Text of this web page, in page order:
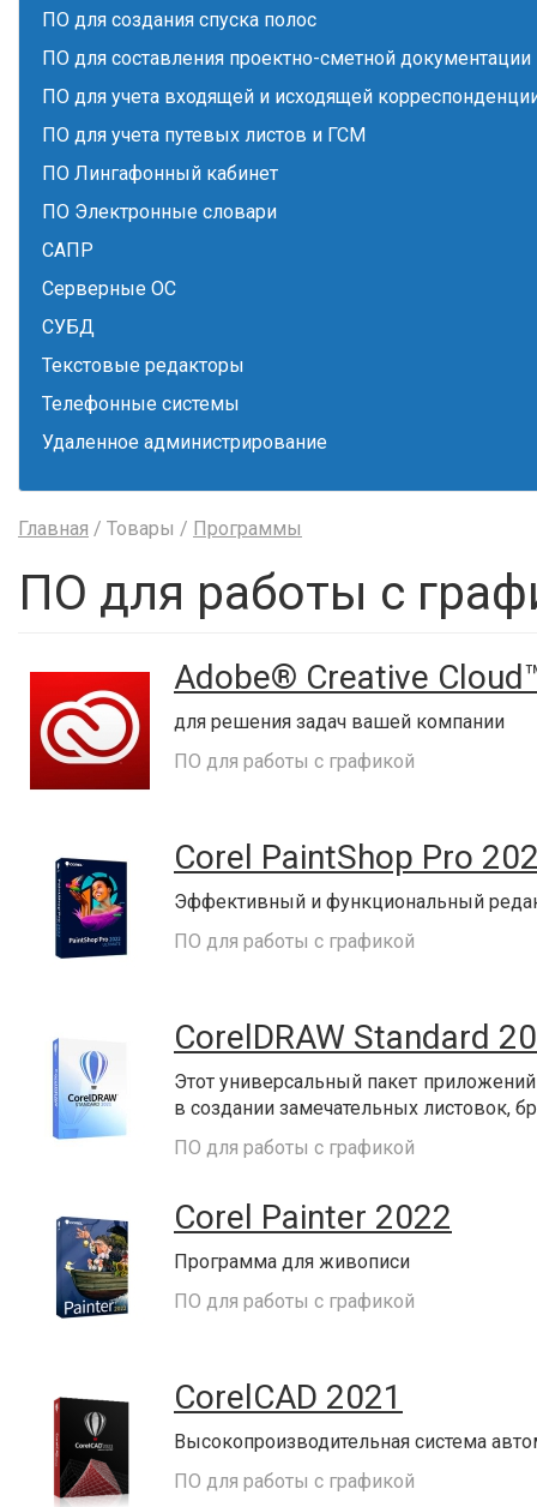
ПО для создания спуска полос
ПО для составления проектно-сметной документации
ПО для учета входящей и исходящей
ПО для учета путевых листов и ГСМ
ПО Лингафонный кабинет
ПО Электронные словари
САПР
Серверные ОС
СУБД
Текстовые редакторы
Телефонные системы
Удаленное администрирование
Главная / Товары / Программы
ПО для работы с
Adobe® Creative
для решения задач вашей компании
ПО для работы с графикой
Corel PaintShop Pro
Эффективный и функциональный
ПО для работы с графикой
CorelDRAW Standard
Этот универсальный пакет
в создании замечательных листовок,
ПО для работы с графикой
Corel Painter 2022
Программа для живописи
ПО для работы с графикой
CorelCAD 2021
Высокопроизводительная система
ПО для работы с графикой